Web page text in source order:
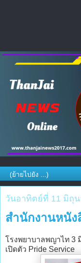
วันอาทิตย์ที่ 11 มิถุ
สำนักงานหนั
โรงพยาบาลพญาไท 3
เปิดตัว Pride Service